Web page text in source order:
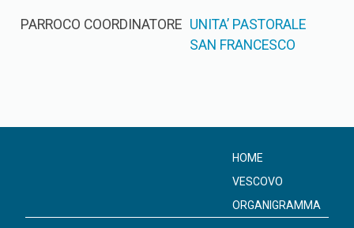
PARROCO COORDINATORE UNITA’ PASTORALE
SAN FRANCESCO
HOME
VESCOVO
ORGANIGRAMMA